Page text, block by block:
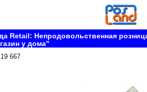
Retail: Непродовольственная
у дома"
667